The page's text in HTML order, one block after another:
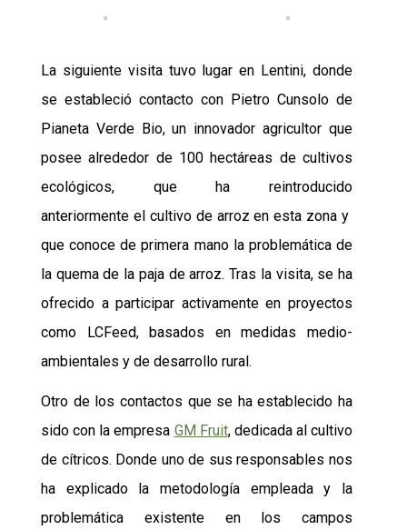
La siguiente visita tuvo lugar en Lentini, donde
se estableció contacto con Pietro Cunsolo de
Pianeta Verde Bio, un innovador agricultor que
posee alrededor de 100 hectáreas de cultivos
ecológicos, que ha reintroducido
anteriormente el cultivo de arroz en esta zona y
queconoce de primera mano la problemática de
la quema de la paja de arroz. Tras la visita, se ha
ofrecido aparticipar activamente en proyectos
como LCFeed, basados en medidas medio-
ambientales y de desarrollo rural.
Otro de los contactos que se ha establecido ha
sido con la empresa GM Fruit, dedicada al cultivo
de cítricos. Donde uno de sus responsables nos
ha explicado la metodología empleada y la
problemática existente en los campos